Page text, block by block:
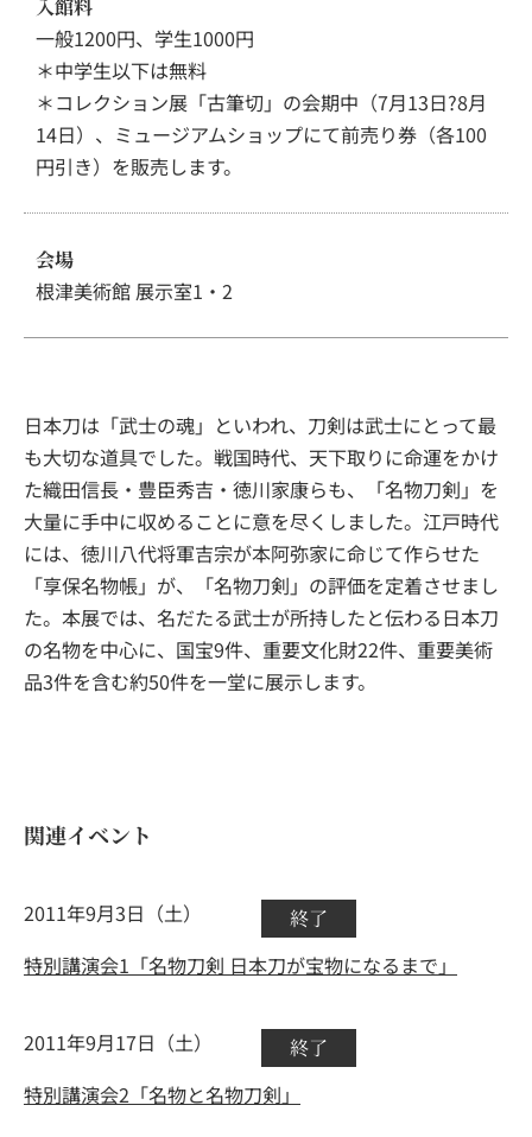
入館料
一般1200円、学生1000円
＊中学生以下は無料
＊コレクション展「古筆切」の会期中（7月13日?8月
14日）、ミュージアムショップにて前売り券（各100
円引き）を販売します。
会場
根津美術館 展示室1・2
日本刀は「武士の魂」といわれ、刀剣は武士にとって最
も大切な道具でした。戦国時代、天下取りに命運をかけ
た織田信長・豊臣秀吉・徳川家康らも、「名物刀剣」を
大量に手中に収めることに意を尽くしました。江戸時代
には、徳川八代将軍吉宗が本阿弥家に命じて作らせた
「享保名物帳」が、「名物刀剣」の評価を定着させまし
た。本展では、名だたる武士が所持したと伝わる日本刀
の名物を中心に、国宝9件、重要文化財22件、重要美術
品3件を含む約50件を一堂に展示します。
関連イベント
2011年9月3日（土）
終了
特別講演会1「名物刀剣 日本刀が宝物になるまで」
2011年9月17日（土）
終了
特別講演会2「名物と名物刀剣」